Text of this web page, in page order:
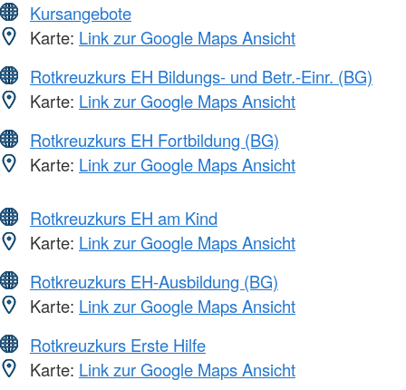
Kursangebote
Karte: Link zur Google Maps Ansicht
Rotkreuzkurs EH Bildungs- und Betr.-Einr. (BG)
Karte: Link zur Google Maps Ansicht
Rotkreuzkurs EH Fortbildung (BG)
Karte: Link zur Google Maps Ansicht
Rotkreuzkurs EH am Kind
Karte: Link zur Google Maps Ansicht
Rotkreuzkurs EH-Ausbildung (BG)
Karte: Link zur Google Maps Ansicht
Rotkreuzkurs Erste Hilfe
Karte: Link zur Google Maps Ansicht